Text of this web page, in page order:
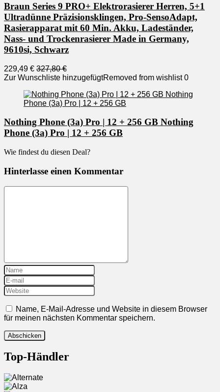
Braun Series 9 PRO+ Elektrorasierer Herren, 5+1
Ultradünne Präzisionsklingen, Pro-SensoAdapt,
Rasierapparat mit 60 Min. Akku, Ladeständer,
Nass- und Trockenrasierer Made in Germany,
9610si, Schwarz
229,49 € 327,80 €
Zur Wunschliste hinzugefügtRemoved from wishlist 0
Nothing Phone (3a) Pro | 12 + 256 GB Nothing
Phone (3a) Pro | 12 + 256 GB
Wie findest du diesen Deal?
Hinterlasse einen Kommentar
Name, E-Mail-Adresse und Website in diesem Browser
für meinen nächsten Kommentar speichern.
Top-Händler